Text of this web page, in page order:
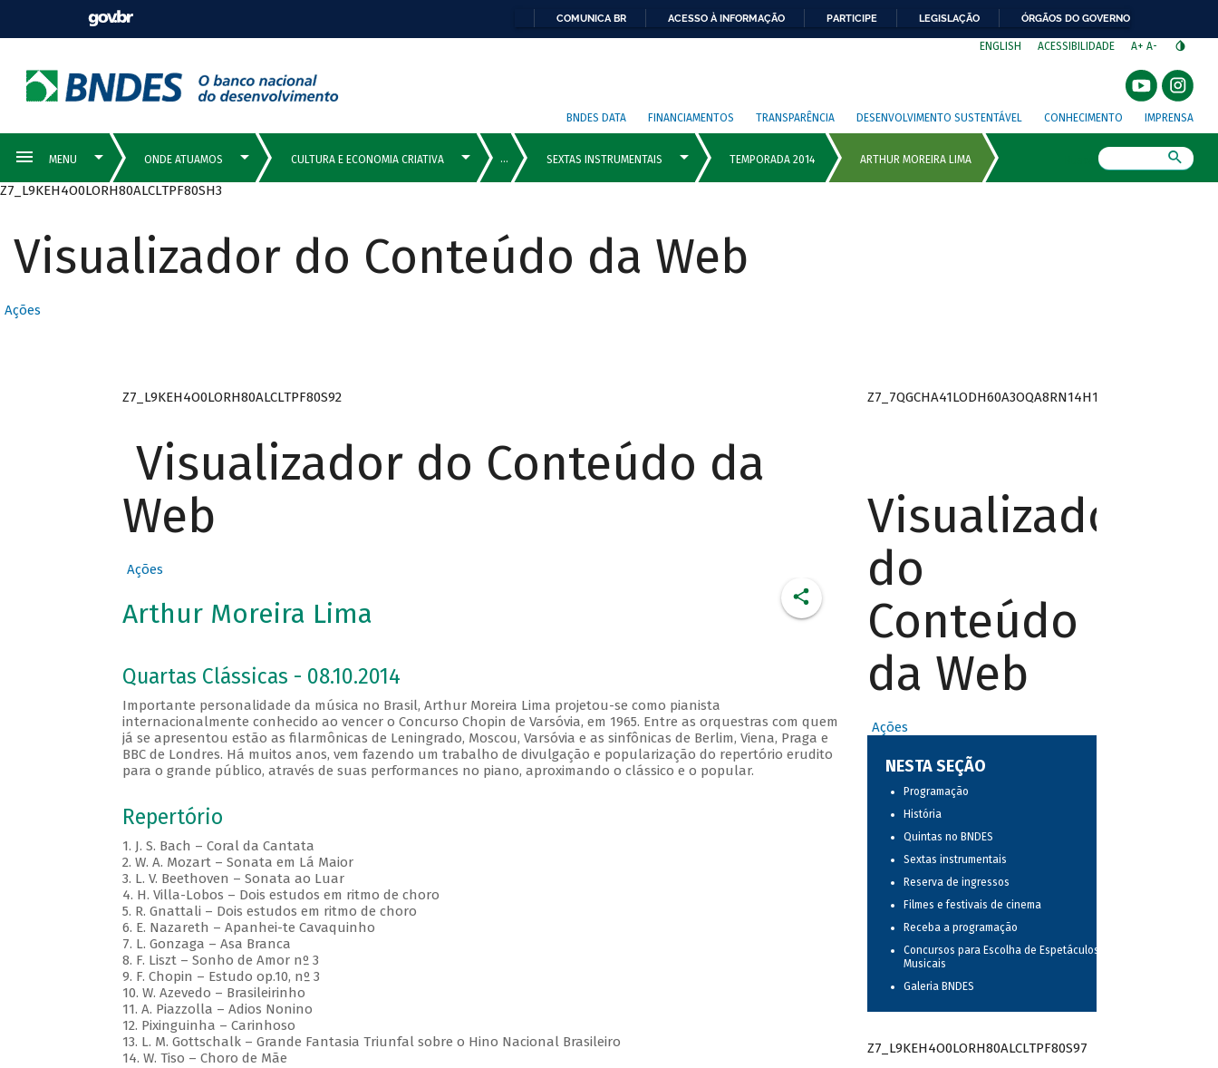
COMUNICA BR ACESSO À INFORMAÇÃO PARTICIPE LEGISLAÇÃO ÓRGÃOS DO GOVERNO
ENGLISH ACESSIBILIDADE A+ A-
BNDES DATA FINANCIAMENTOS TRANSPARÊNCIA DESENVOLVIMENTO SUSTENTÁVEL CONHECIMENTO IMPRENSA
Z7_L9KEH4O0LORH80ALCLTPF80SH3
Visualizador do Conteúdo da Web
Ações
Z7_L9KEH4O0LORH80ALCLTPF80S92
Visualizador do Conteúdo da
Web
Ações
Arthur Moreira Lima
Quartas Clássicas - 08.10.2014
Importante personalidade da música no Brasil, Arthur Moreira Lima projetou-se como pianista
internacionalmente conhecido ao vencer o Concurso Chopin de Varsóvia, em 1965. Entre as orquestras com quem
já se apresentou estão as filarmônicas de Leningrado, Moscou, Varsóvia e as sinfônicas de Berlim, Viena, Praga e
BBC de Londres. Há muitos anos, vem fazendo um trabalho de divulgação e popularização do repertório erudito
para o grande público, através de suas performances no piano, aproximando o clássico e o popular.
Repertório
1. J. S. Bach – Coral da Cantata
2. W. A. Mozart – Sonata em Lá Maior
3. L. V. Beethoven – Sonata ao Luar
4. H. Villa-Lobos – Dois estudos em ritmo de choro
5. R. Gnattali – Dois estudos em ritmo de choro
6. E. Nazareth – Apanhei-te Cavaquinho
7. L. Gonzaga – Asa Branca
8. F. Liszt – Sonho de Amor nº 3
9. F. Chopin – Estudo op.10, nº 3
10. W. Azevedo – Brasileirinho
11. A. Piazzolla – Adios Nonino
12. Pixinguinha – Carinhoso
13. L. M. Gottschalk – Grande Fantasia Triunfal sobre o Hino Nacional Brasileiro
14. W. Tiso – Choro de Mãe
Z7_7QGCHA41LODH60A3OQA8RN14H1
Visualizador
do
Conteúdo
da Web
Ações
NESTA SEÇÃO
Programação
História
Quintas no BNDES
Sextas instrumentais
Reserva de ingressos
Filmes e festivais de cinema
Receba a programação
Concursos para Escolha de Espetáculos
Musicais
Galeria BNDES
Z7_L9KEH4O0LORH80ALCLTPF80S97